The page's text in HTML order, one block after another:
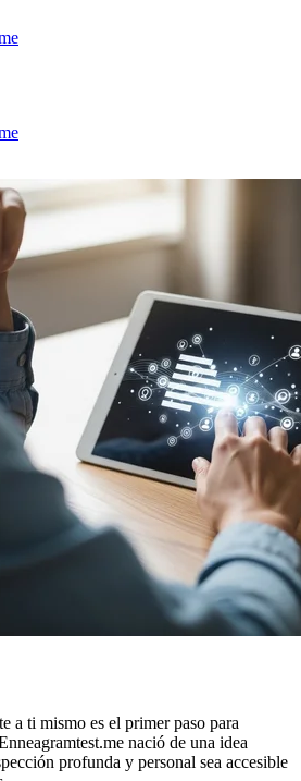
a ti mismo es el primer paso para
nació de una idea
profunda y personal sea accesible